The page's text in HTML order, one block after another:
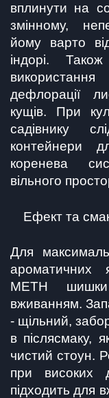
вплинути на
змінному,
йому варто
індорі.
дефлорації
кущів. При
садівнику
контейнери
коренева
вільного
Ефект та
Для
ароматичних
METH
вживанням.
- щільний,
в післясмаку,
чистий стоун.
при високих
підходить для